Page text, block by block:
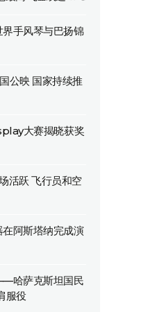
手风琴与巴扬锦
公映 国家持续推
大赛揭晓获奖
活跃 飞行员和空
阿斯塔纳完成演
哈萨克斯坦国民
服役